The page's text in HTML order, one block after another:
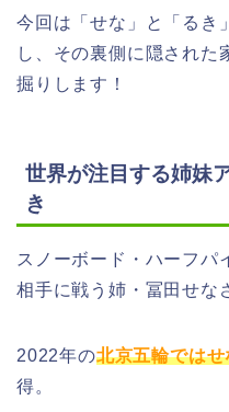
今回は「せな」と「るき
し、その裏側に隠された
掘りします！
世界が注目する姉妹
き
スノーボード・ハーフパ
相手に戦う姉・冨田せな
2022年の北京五輪では
得。